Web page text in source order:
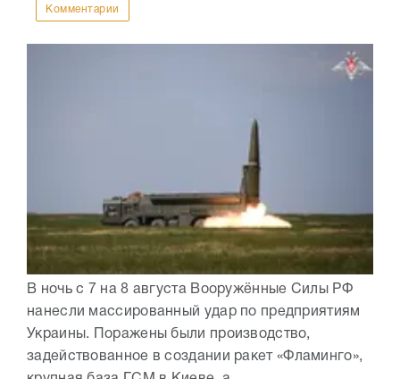
Комментарии
В ночь с 7 на 8 августа Вооружённые Силы РФ
нанесли массированный удар по предприятиям
Украины. Поражены были производство,
задействованное в создании ракет «Фламинго»,